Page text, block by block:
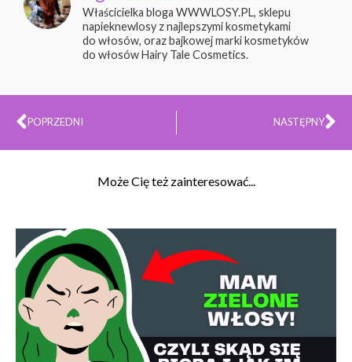
Właścicielka bloga WWWLOSY.PL, sklepu
napieknewlosy z najlepszymi kosmetykami
do włosów, oraz bajkowej marki kosmetyków
do włosów Hairy Tale Cosmetics.
Prev
POPRZEDNI NASTĘPNY
Może Cię też zainteresować...